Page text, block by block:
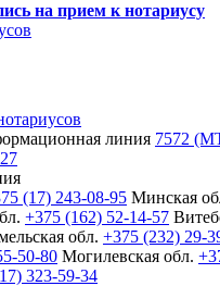
на прием к нотариусу
линия 7572
(17) 243-08-95 Минская
+375 (162) 52-14-57
обл. +375 (232) 29-
50-80 Могилевская обл.
323-59-34